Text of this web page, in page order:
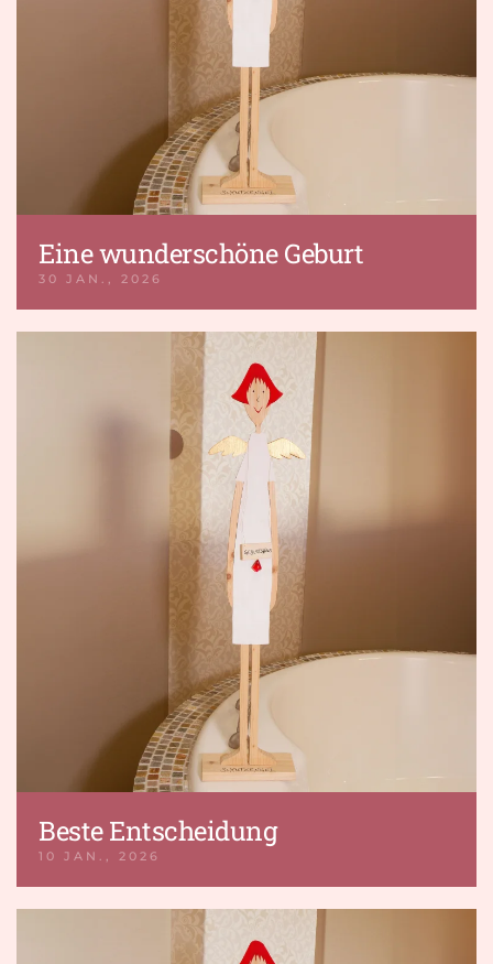
Eine wunderschöne Geburt
30 JAN., 2026
Beste Entscheidung
10 JAN., 2026